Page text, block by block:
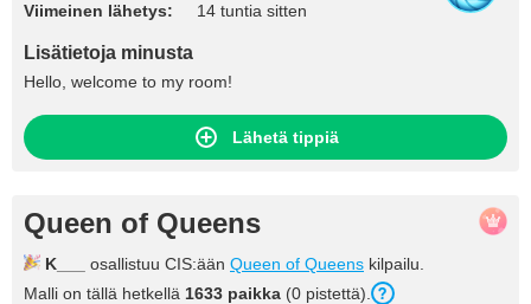
Viimeinen lähetys: 14 tuntia sitten
Lisätietoja minusta
Hello, welcome to my room!
Lähetä tippiä
Queen of Queens
K___ osallistuu CIS:ään Queen of Queens kilpailu.
Malli on tällä hetkellä 1633 paikka (0 pistettä).